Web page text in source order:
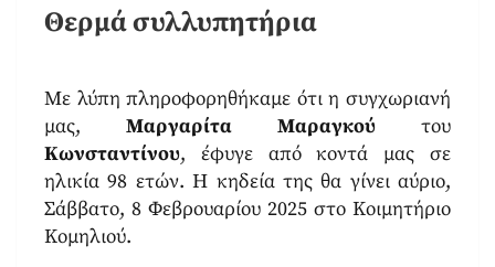
Θερμά συλλυπητήρια
Με λύπη πληροφορηθήκαμε ότι η συγχωριανή
μας, Μαργαρίτα Μαραγκού του
Κωνσταντίνου, έφυγε από κοντά μας σε
ηλικία 98 ετών. Η κηδεία της θα γίνει αύριο,
Σάββατο, 8 Φεβρουαρίου 2025 στο Κοιμητήριο
Κομηλιού.